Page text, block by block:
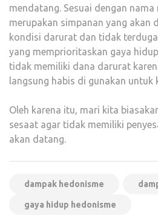
mendatang. Sesuai dengan
merupakan simpanan yang akan
kondisi darurat dan tidak
yang memprioritaskan gaya
tidak memiliki dana darurat
langsung habis di gunakan untuk
Oleh karena itu, mari kita
sesaat agar tidak memiliki
akan datang.
dampak hedonisme
gaya hidup hedonisme